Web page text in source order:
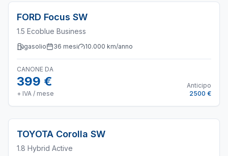
FORD Focus SW
1.5 Ecoblue Business
gasolio 36 mesi 10.000 km/anno
CANONE DA
399 €
+ IVA / mese
Anticipo
2500 €
TOYOTA Corolla SW
1.8 Hybrid Active